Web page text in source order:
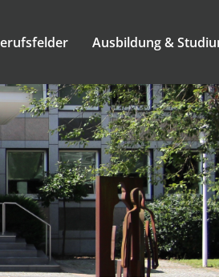
Ausbildung &